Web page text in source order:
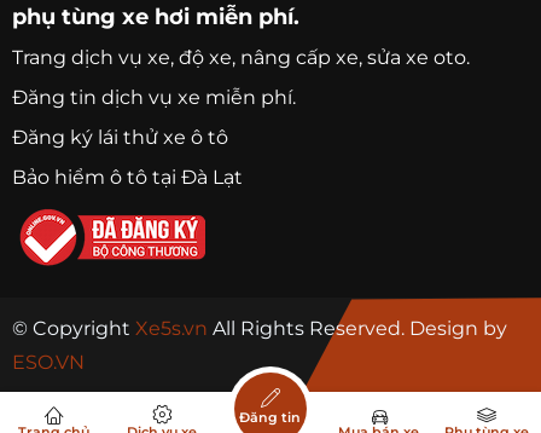
phụ tùng xe hơi miễn phí.
Trang dịch vụ xe, độ xe, nâng cấp xe, sửa xe oto.
Đăng tin dịch vụ xe miễn phí.
Đăng ký lái thử xe ô tô
Bảo hiểm ô tô tại Đà Lạt
© Copyright Xe5s.vn All Rights Reserved. Design by
ESO.VN
Đăng tin